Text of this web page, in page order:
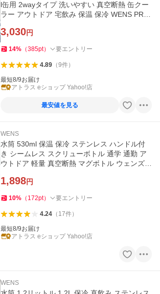
l缶用 2wayタイプ 洗いやすい 真空断熱 缶クー
ラー アウトドア 宅飲み 保温 保冷 WENS PRO
3,030円
14% （385pt） 要エントリー
4.89（9件）
最短8/9お届け
アトラス eショップ Yahoo!店
最安値を見る
WENS
水筒 530ml 保温 保冷 ステンレス ハンドル付
き シームレス スクリューボトル 通学 通勤 ア
ウトドア 軽量 真空断熱 マグボトル ウェンズプ
1,898円
10% （ 172pt） 要エントリー
4.24（ 17件）
最短8/9お届け
アトラス eショップ Yahoo!店
WENS